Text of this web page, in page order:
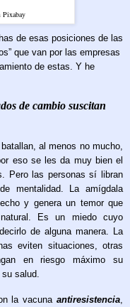
Pixabay
de esas posiciones de las
que van por las empresas
de estas. Y he
de cambio suscitan
al menos no mucho,
eso se les da muy bien el
Pero las personas sí libran
mentalidad. La amígdala
y genera un temor que
Es un miedo cuyo
de alguna manera. La
eviten situaciones, otras
en riesgo máximo su
salud.
la vacuna antiresistencia